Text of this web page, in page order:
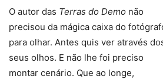
O autor das Terras do Demo não
precisou da mágica caixa do
para olhar. Antes quis ver através
seus olhos. E não lhe foi preciso
montar cenário. Que ao longe,